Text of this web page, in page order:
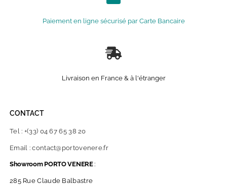
Paiement en ligne sécurisé par Carte Bancaire
Livraison en France & à l'étranger
CONTACT
Tel : +(33) 04 67 65 38 20
Email : contact@portovenere.fr
Showroom PORTO VENERE:
285 Rue Claude Balbastre